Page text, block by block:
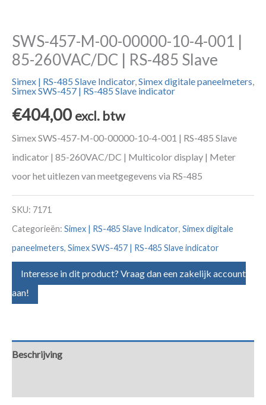
SWS-457-M-00-00000-10-4-001 |
85-260VAC/DC | RS-485 Slave
Simex | RS-485 Slave Indicator,Simex digitale paneelmeters,
Simex SWS-457 | RS-485 Slave indicator
€404,00 excl. btw
Simex SWS-457-M-00-00000-10-4-001 | RS-485 Slave
indicator | 85-260VAC/DC | Multicolor display | Meter
voor het uitlezen van meetgegevens via RS-485
SKU: 7171
Categorieën: Simex | RS-485 Slave Indicator, Simex digitale
paneelmeters, Simex SWS-457 | RS-485 Slave indicator
Interesse in dit product? Vraag dan een zakelijk account
aan!
Beschrijving